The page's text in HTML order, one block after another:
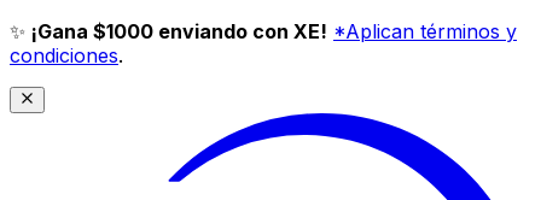
✨ ¡Gana $1000 enviando con XE! *Aplican términos y
condiciones.